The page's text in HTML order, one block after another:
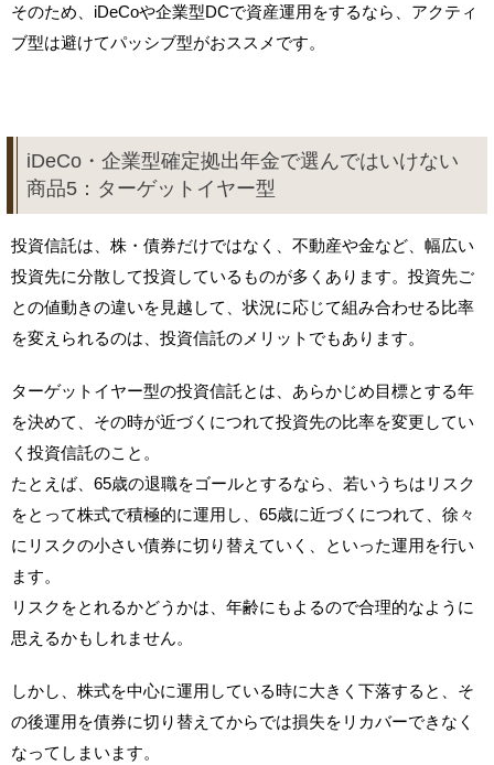
そのため、iDeCoや企業型DCで資産運用をするなら、アクティ
ブ型は避けてパッシブ型がおススメです。
iDeCo・企業型確定拠出年金で選んではいけない
商品5：ターゲットイヤー型
投資信託は、株・債券だけではなく、不動産や金など、幅広い
投資先に分散して投資しているものが多くあります。投資先ご
との値動きの違いを見越して、状況に応じて組み合わせる比率
を変えられるのは、投資信託のメリットでもあります。
ターゲットイヤー型の投資信託とは、あらかじめ目標とする年
を決めて、その時が近づくにつれて投資先の比率を変更してい
く投資信託のこと。
たとえば、65歳の退職をゴールとするなら、若いうちはリスク
をとって株式で積極的に運用し、65歳に近づくにつれて、徐々
にリスクの小さい債券に切り替えていく、といった運用を行い
ます。
リスクをとれるかどうかは、年齢にもよるので合理的なように
思えるかもしれません。
しかし、株式を中心に運用している時に大きく下落すると、そ
の後運用を債券に切り替えてからでは損失をリカバーできなく
なってしまいます。